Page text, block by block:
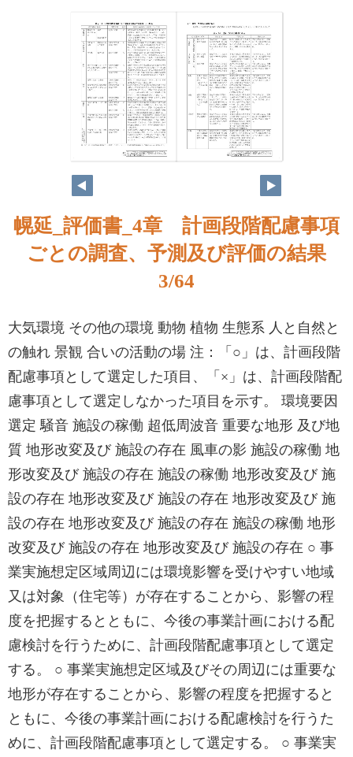
幌延_評価書_4章 計画段階配慮事項
ごとの調査、予測及び評価の結果
3/64
大気環境 その他の環境 動物 植物 生態系 人と自然と
の触れ 景観 合いの活動の場 注：「○」は、計画段階
配慮事項として選定した項目、「×」は、計画段階配
慮事項として選定しなかった項目を示す。 環境要因
選定 騒音 施設の稼働 超低周波音 重要な地形 及び地
質 地形改変及び 施設の存在 風車の影 施設の稼働 地
形改変及び 施設の存在 施設の稼働 地形改変及び 施
設の存在 地形改変及び 施設の存在 地形改変及び 施
設の存在 地形改変及び 施設の存在 施設の稼働 地形
改変及び 施設の存在 地形改変及び 施設の存在 ○ 事
業実施想定区域周辺には環境影響を受けやすい地域
又は対象（住宅等）が存在することから、影響の程
度を把握するとともに、今後の事業計画における配
慮検討を行うために、計画段階配慮事項として選定
する。 ○ 事業実施想定区域及びその周辺には重要な
地形が存在することから、影響の程度を把握すると
ともに、今後の事業計画における配慮検討を行うた
めに、計画段階配慮事項として選定する。 ○ 事業実